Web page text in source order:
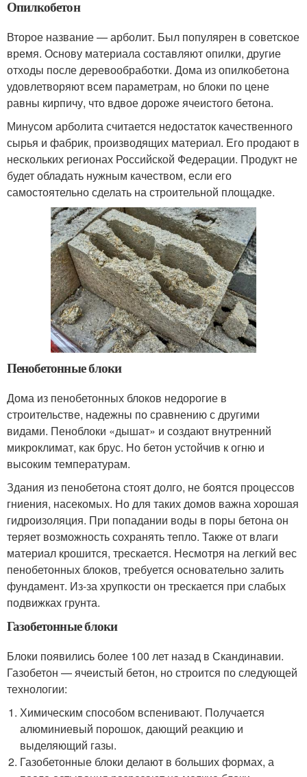
Опилкобетон
Второе название — арболит. Был популярен в советское
время. Основу материала составляют опилки, другие
отходы после деревообработки. Дома из опилкобетона
удовлетворяют всем параметрам, но блоки по цене
равны кирпичу, что вдвое дороже ячеистого бетона.
Минусом арболита считается недостаток качественного
сырья и фабрик, производящих материал. Его продают в
нескольких регионах Российской Федерации. Продукт не
будет обладать нужным качеством, если его
самостоятельно сделать на строительной площадке.
Пенобетонные блоки
Дома из пенобетонных блоков недорогие в
строительстве, надежны по сравнению с другими
видами. Пеноблоки «дышат» и создают внутренний
микроклимат, как брус. Но бетон устойчив к огню и
высоким температурам.
Здания из пенобетона стоят долго, не боятся процессов
гниения, насекомых. Но для таких домов важна хорошая
гидроизоляция. При попадании воды в поры бетона он
теряет возможность сохранять тепло. Также от влаги
материал крошится, трескается. Несмотря на легкий вес
пенобетонных блоков, требуется основательно залить
фундамент. Из-за хрупкости он трескается при слабых
подвижках грунта.
Газобетонные блоки
Блоки появились более 100 лет назад в Скандинавии.
Газобетон — ячеистый бетон, но строится по следующей
технологии:
Химическим способом вспенивают. Получается
алюминиевый порошок, дающий реакцию и
выделяющий газы.
Газобетонные блоки делают в больших формах, а